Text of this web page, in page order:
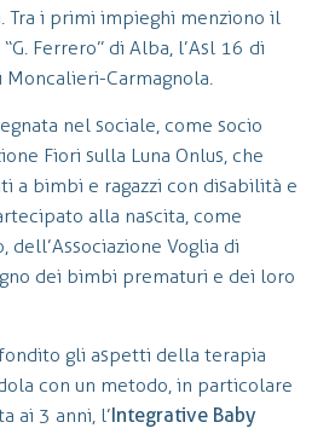
Tra i primi impieghi menziono il
Ferrero” di Alba, l’Asl 16 di
Moncalieri-Carmagnola.
nel sociale, come socio
Fiori sulla Luna Onlus, che
a bimbi e ragazzi con disabilità e
alla nascita, come
Voglia di
dei bimbi prematuri e dei loro
gli aspetti della terapia
con un metodo, in particolare
ai 3 anni, l’Integrative Baby